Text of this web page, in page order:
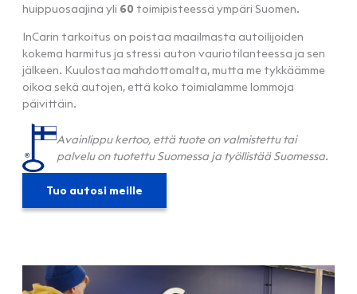
huippuosaajina yli 60 toimipisteessä ympäri Suomen.
InCarin tarkoitus on poistaa maailmasta autoilijoiden
kokema harmitus ja stressi auton vauriotilanteessa ja sen
jälkeen. Kuulostaa mahdottomalta, mutta me tykkäämme
oikoa sekä autojen, että koko toimialamme lommoja
päivittäin.
Avainlippu kertoo, että tuote on valmistettu tai
palvelu on tuotettu Suomessa ja työllistää Suomessa.
Tuo autosi meille